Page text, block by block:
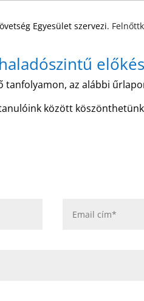
Egyesület szervezi.
az alábbi
között